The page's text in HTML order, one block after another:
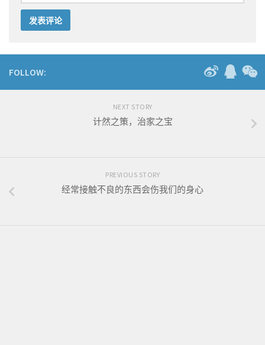
FOLLOW:
NEXT STORY
计然之策，治家之宝
PREVIOUS STORY
经常接触不良的东西会伤我们的身心